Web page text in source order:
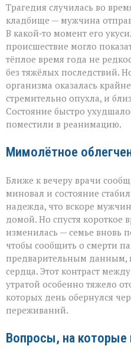
Трагедия случилась во
кладбище — мужчина
В какой‑то момент его
происшествие могло
тёплое время года не
без тяжёлых последствий.
организма оказалась
стремительно опухла, и
Состояние быстро
поместили в реанимацию.
Мимолётное
Ближе к вечеру врачи
миновал и состояние
надежда, что вскоре
домой. Но спустя короткое
изменилась — семье вновь
чтобы сообщить о смерти
предварительным данным,
сердца. Этот контраст
утратой особенно тяжело
которых день обернулся
переживаний.
Вопросы, на